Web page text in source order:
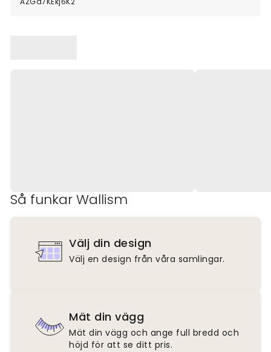
Så funkar Wallism
Välj din design
Välj en design från våra samlingar.
Mät din vägg
Mät din vägg och ange full bredd och
höjd för att se ditt pris.